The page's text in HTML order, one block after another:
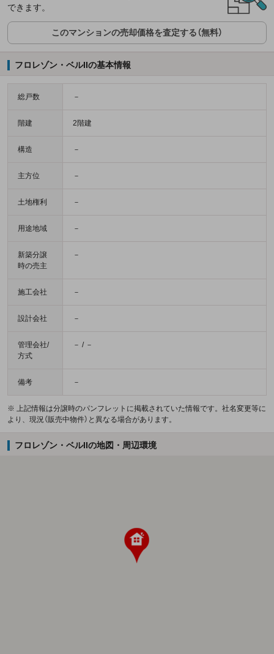
できます。
このマンションの売却価格を査定する（無料）
フロレゾン・ベルIIの基本情報
総戸数 －
階建 2階建
構造 －
主方位 －
土地権利 －
用途地域 －
新築分譲
時の売主
－
施工会社 －
設計会社 －
管理会社/
方式
－ / －
備考 －
※ 上記情報は分譲時のパンフレットに掲載されていた情報です。社名変更等に
より、現況（販売中物件）と異なる場合があります。
フロレゾン・ベルIIの地図・周辺環境